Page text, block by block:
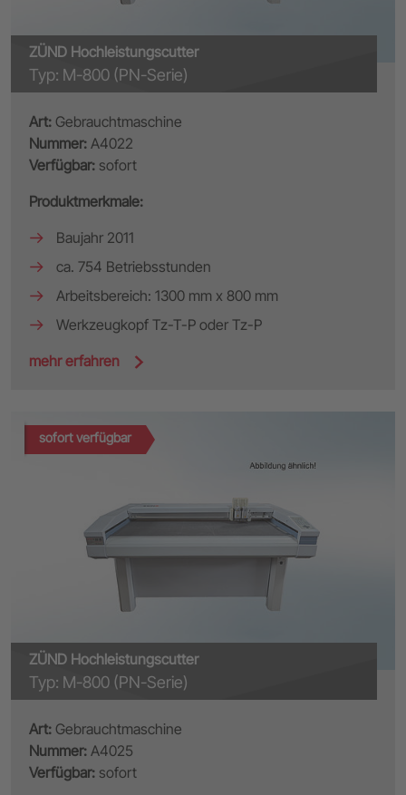
ZÜND Hochleistungscutter
Typ: M-800 (PN-Serie)
Art: Gebrauchtmaschine
Nummer: A4022
Verfügbar: sofort
Produktmerkmale:
Baujahr 2011
ca. 754 Betriebsstunden
Arbeitsbereich: 1300 mm x 800 mm
Werkzeugkopf Tz-T-P oder Tz-P
mehr erfahren
sofort verfügbar
ZÜND Hochleistungscutter
Typ: M-800 (PN-Serie)
Art: Gebrauchtmaschine
Nummer: A4025
Verfügbar: sofort